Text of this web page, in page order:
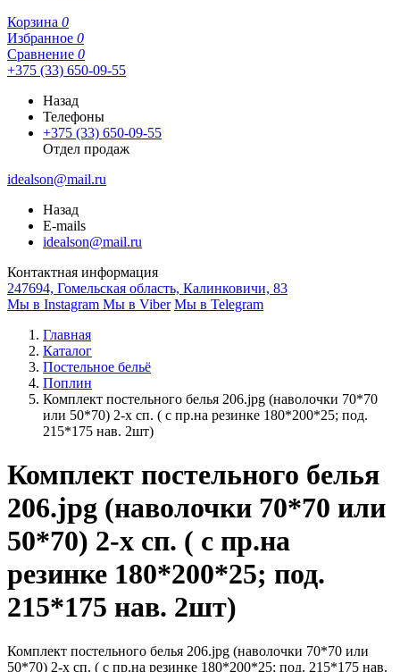
Корзина 0
Избранное 0
Сравнение 0
+375 (33) 650-09-55
Назад
Телефоны
+375 (33) 650-09-55
Отдел продаж
idealson@mail.ru
Назад
E-mails
idealson@mail.ru
Контактная информация
247694, Гомельская область, Калинковичи, 83
Мы в Instagram Мы в Viber Мы в Telegram
Главная
Каталог
Постельное бельё
Поплин
Комплект постельного белья 206.jpg (наволочки 70*70
или 50*70) 2-х сп. ( с пр.на резинке 180*200*25; под.
215*175 нав. 2шт)
Комплект постельного белья
206.jpg (наволочки 70*70 или
50*70) 2-х сп. ( с пр.на
резинке 180*200*25; под.
215*175 нав. 2шт)
Комплект постельного белья 206.jpg (наволочки 70*70 или
50*70) 2-х сп. ( с пр.на резинке 180*200*25; под. 215*175 нав.